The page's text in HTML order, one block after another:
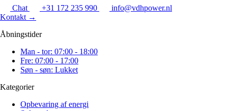
Chat +31 172 235 990
info@vdhpower.nl
Kontakt →
Åbningstider
Man - tor: 07:00 - 18:00
Fre: 07:00 - 17:00
Søn - søn: Lukket
Kategorier
Opbevaring af energi